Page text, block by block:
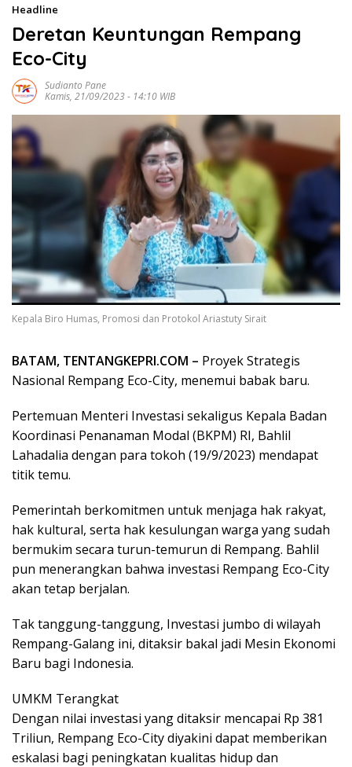
Headline
Deretan Keuntungan Rempang
Eco-City
Sudianto Pane
Kamis, 21/09/2023 - 14:10 WIB
Kepala Biro Humas, Promosi dan Protokol Ariastuty Sirait
BATAM, TENTANGKEPRI.COM – Proyek Strategis
Nasional Rempang Eco-City, menemui babak baru.
Pertemuan Menteri Investasi sekaligus Kepala Badan
Koordinasi Penanaman Modal (BKPM) RI, Bahlil
Lahadalia dengan para tokoh (19/9/2023) mendapat
titik temu.
Pemerintah berkomitmen untuk menjaga hak rakyat,
hak kultural, serta hak kesulungan warga yang sudah
bermukim secara turun-temurun di Rempang. Bahlil
pun menerangkan bahwa investasi Rempang Eco-City
akan tetap berjalan.
Tak tanggung-tanggung, Investasi jumbo di wilayah
Rempang-Galang ini, ditaksir bakal jadi Mesin Ekonomi
Baru bagi Indonesia.
UMKM Terangkat
Dengan nilai investasi yang ditaksir mencapai Rp 381
Triliun, Rempang Eco-City diyakini dapat memberikan
eskalasi bagi peningkatan kualitas hidup dan